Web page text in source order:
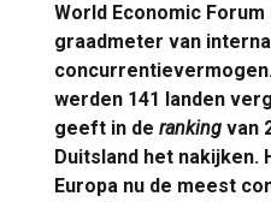
World Economic Forum
graadmeter van
werden 141 landen
geeft in de ranking van
Duitsland het nakijken.
Europa nu de meest